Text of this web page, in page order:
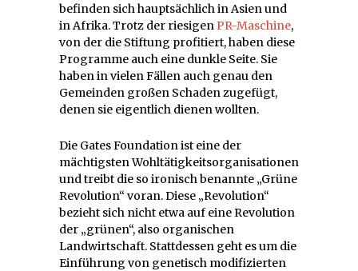
befinden sich hauptsächlich in Asien und
in Afrika. Trotz der riesigenPR-Maschine,
von der die Stiftung profitiert, haben diese
Programme auch eine dunkle Seite. Sie
haben in vielen Fällen auch genau den
Gemeinden großen Schaden zugefügt,
denen sie eigentlich dienen wollten.
Die Gates Foundation ist eine der
mächtigsten Wohltätigkeitsorganisationen
und treibt die so ironisch benannte „Grüne
Revolution“ voran. Diese „Revolution“
bezieht sich nicht etwa auf eine Revolution
der „grünen“, also organischen
Landwirtschaft. Stattdessen geht es um die
Einführung von genetisch modifizierten